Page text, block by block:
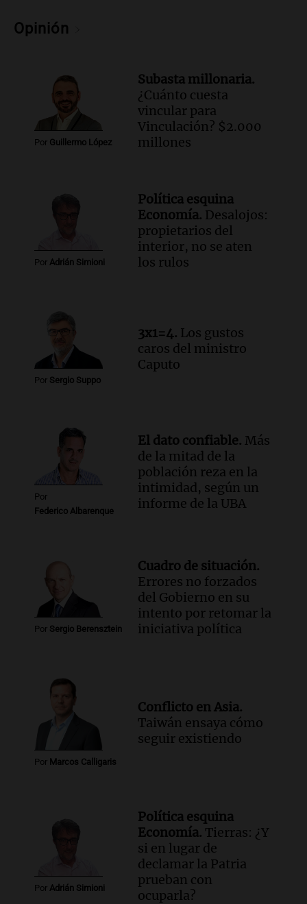
Audio.Mateo, a los 25 años, lucha
contra el tiempo: necesita un trasplante
para poder seguir viviend
Una mañana para todos
de julio será menor al 2,9% registrado
en CABA
Una mañana para todos
Audio.Altas Cumbres: rescataron a una
Episodios
Chile planteó mejorar la
conectividad fronteriza, aérea y digital
con Jujuy
Panorama Federal
Opinión
Por Guillermo López
Subasta millonaria.
¿Cuánto cuesta
vincular para
Vinculación? $2.000
millones
Por Adrián Simioni
Política esquina
Economía. Desalojos:
propietarios del
interior, no se aten
los rulos
Por Sergio Suppo
3x1=4. Los gustos
caros del ministro
Caputo
Por
Federico Albarenque
El dato confiable. Más
de la mitad de la
población reza en la
intimidad, según un
informe de la UBA
Por Sergio Berensztein
Cuadro de situación.
Errores no forzados
del Gobierno en su
intento por retomar la
iniciativa política
Por Marcos Calligaris
Conflicto en Asia.
Taiwán ensaya cómo
seguir existiendo
Por Adrián Simioni
Política esquina
Economía. Tierras: ¿Y
si en lugar de
declamar la Patria
prueban con
ocuparla?